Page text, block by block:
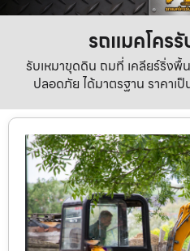
รถแมคโคร
รับเหมาขุดดิน ถมที่ เคลียร์ริ่ง
ปลอดภัย ได้มาตรฐาน ราคาเ